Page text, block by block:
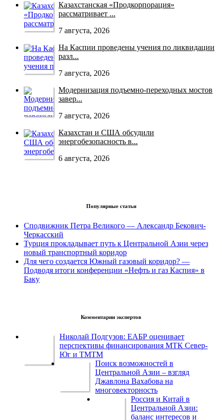
Казахстанская «Продкорпорация»
рассматривает ...
7 августа, 2026
На Каспии проведены учения по ликвидации
разл...
7 августа, 2026
Модернизация подъемно-переходных мостов
завер...
7 августа, 2026
Казахстан и США обсудили
энергобезопасность в...
6 августа, 2026
Популярные статьи
Сподвижник Петра Великого — Александр Бекович-
Черкасский
Турция прокладывает путь к Центральной Азии через
новый транспортный коридор
Для чего создается Южный газовый коридор? —
Подводя итоги конференции «Нефть и газ Каспия» в
Баку
Комментарии экспертов
Николай Подгузов: ЕАБР оценивает
перспективы финансирования МТК Север-
Юг и ТМТМ
Поиск возможностей в
Центральной Азии – взгляд
Джавлона Вахабова на
многовекторность
Россия и Китай в
Центральной Азии:
баланс интересов и